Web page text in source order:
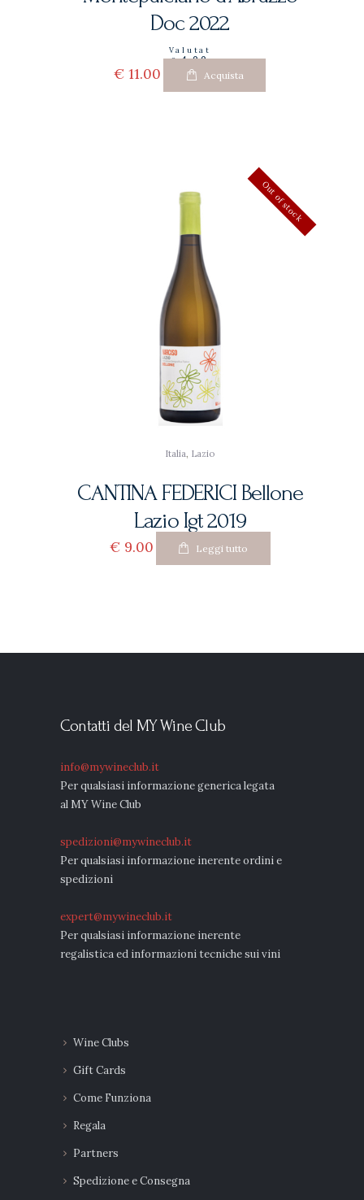
Doc 2022
Valutat
o4.00
su 5
€ 11 00 Acquista
Out of stock
Italia, Lazio
CANTINA FEDERICI Bellone
Lazio Igt 2019
€9 00 Leggi tutto
Contatti del MY Wine Club
info@mywineclub.it
Per qualsiasi informazione generica legata
al MY Wine Club
spedizioni@mywineclub.it
Per qualsiasi informazione inerente ordini e
spedizioni
expert@mywineclub.it
Per qualsiasi informazione inerente
regalistica ed informazioni tecniche sui vini
Wine Clubs
Gift Cards
Come Funziona
Regala
Partners
Spedizione e Consegna